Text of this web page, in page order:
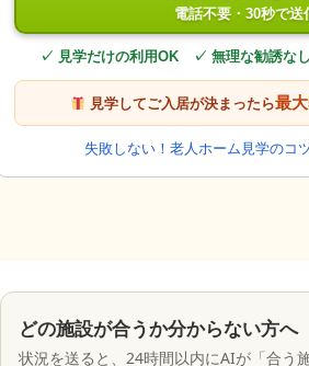
電話不要・30秒で送
✓ 見学だけの利用OK ✓ 無理な勧誘な
見学してご入居が決まったら最
失敗しない！老人ホーム見学のコ
どの施設が合うか分からない方へ
状況を送ると、24時間以内にAIが「合う